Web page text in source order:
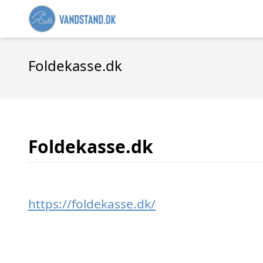
Foldekasse.dk
Foldekasse.dk
https://foldekasse.dk/